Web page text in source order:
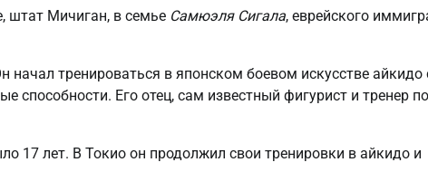
штат Мичиган, в семье Самюэля Сигала, еврейского
начал тренироваться в японском боевом искусстве айкидо
способности. Его отец, сам известный фигурист и тренер по
17 лет. В Токио он продолжил свои тренировки в айкидо и